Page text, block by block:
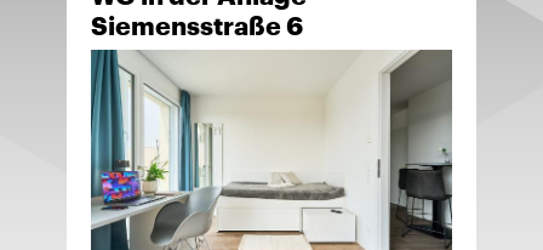
Siemensstraße 6